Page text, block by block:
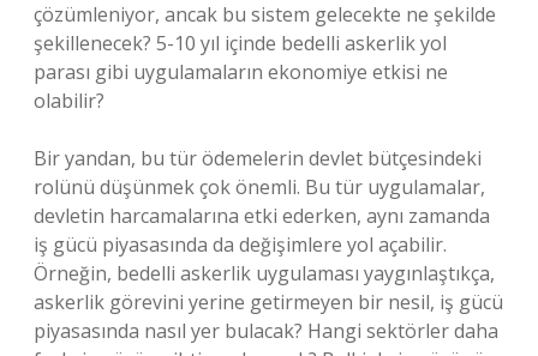
çözümleniyor, ancak bu sistem gelecekte ne şekilde
şekillenecek? 5-10 yıl içinde bedelli askerlik yol
parası gibi uygulamaların ekonomiye etkisi ne
olabilir?
Bir yandan, bu tür ödemelerin devlet bütçesindeki
rolünü düşünmek çok önemli. Bu tür uygulamalar,
devletin harcamalarına etki ederken, aynı zamanda
iş gücü piyasasında da değişimlere yol açabilir.
Örneğin, bedelli askerlik uygulaması yaygınlaştıkça,
askerlik görevini yerine getirmeyen bir nesil, iş gücü
piyasasında nasıl yer bulacak? Hangi sektörler daha